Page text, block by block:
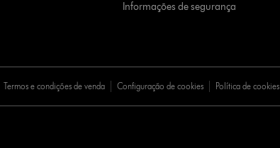
Informações de segurança
Termos e condições de venda Configuração de cookies Política de cookies